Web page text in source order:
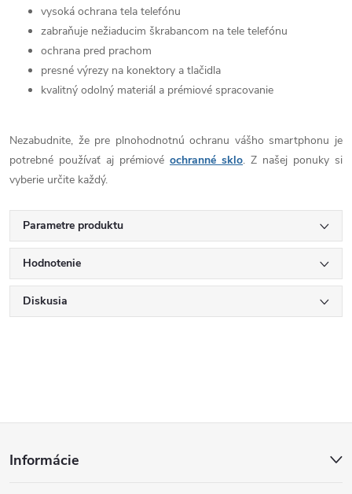
vysoká ochrana tela telefónu
zabraňuje nežiaducim škrabancom na tele telefónu
ochrana pred prachom
presné výrezy na konektory a tlačidla
kvalitný odolný materiál a prémiové spracovanie
Nezabudnite, že pre plnohodnotnú ochranu vášho smartphonu je
potrebné používať aj prémiové ochranné sklo. Z našej ponuky si
vyberie určite každý.
Parametre produktu
Hodnotenie
Diskusia
Informácie